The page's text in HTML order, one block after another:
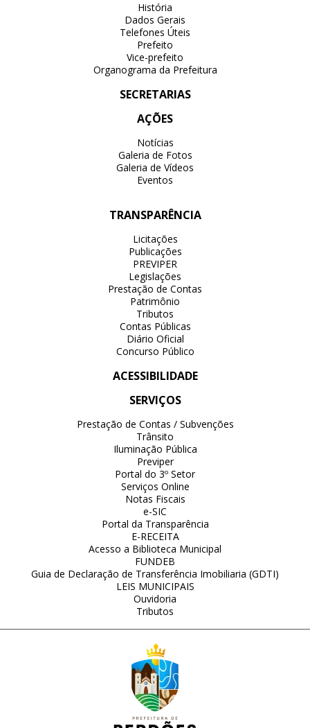
História
Dados Gerais
Telefones Úteis
Prefeito
Vice-prefeito
Organograma da Prefeitura
SECRETARIAS
AÇÕES
Notícias
Galeria de Fotos
Galeria de Vídeos
Eventos
TRANSPARÊNCIA
Licitações
Publicações
PREVIPER
Legislações
Prestação de Contas
Patrimônio
Tributos
Contas Públicas
Diário Oficial
Concurso Público
ACESSIBILIDADE
SERVIÇOS
Prestação de Contas / Subvenções
Trânsito
Iluminação Pública
Previper
Portal do 3º Setor
Serviços Online
Notas Fiscais
e-SIC
Portal da Transparência
E-RECEITA
Acesso a Biblioteca Municipal
FUNDEB
Guia de Declaração de Transferência Imobiliaria (GDTI)
LEIS MUNICIPAIS
Ouvidoria
Tributos